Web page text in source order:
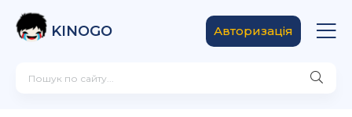
KINOGO Авторизація